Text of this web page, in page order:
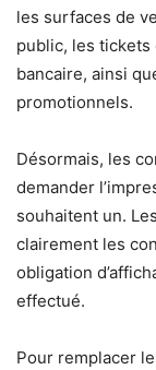
les surfaces de
public, les tickets
bancaire, ainsi
promotionnels.
Désormais, les
demander
souhaitent un.
clairement les
obligation
effectué.
Pour remplacer